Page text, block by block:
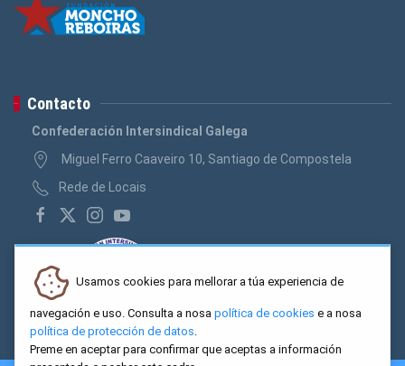
Contacto
Confederación Intersindical Galega
Miguel Ferro Caaveiro 10, Santiago de Compostela
Rede de Locais
Usamos cookies para mellorar a túa experiencia de
navegación e uso. Consulta a nosa política de cookies e a nosa
política de protección de datos.
Preme en aceptar para confirmar que aceptas a información